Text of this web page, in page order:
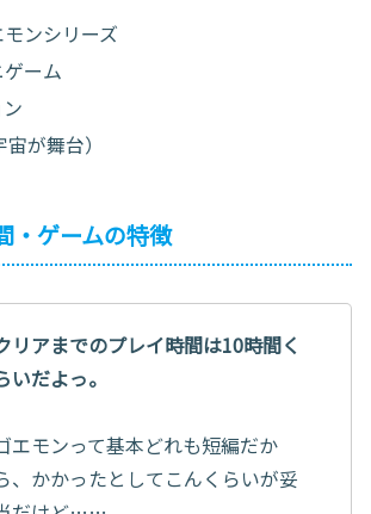
ンシリーズ
ーム
が舞台）
・ゲームの特徴
リアまでのプレイ時間は10時間く
いだよっ。
エモンって基本どれも短編だか
、かかったとしてこんくらいが妥